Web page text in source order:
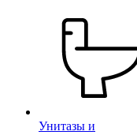
Унитазы и